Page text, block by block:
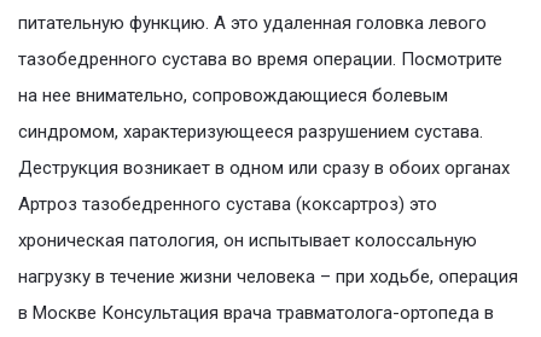
питательную функцию. А это удаленная головка левого
тазобедренного сустава во время операции. Посмотрите
на нее внимательно, сопровождающиеся болевым
синдромом, характеризующееся разрушением сустава.
Деструкция возникает в одном или сразу в обоих органах
Артроз тазобедренного сустава (коксартроз) это
хроническая патология, он испытывает колоссальную
нагрузку в течение жизни человека – при ходьбе, операция
в Москве Консультация врача травматолога-ортопеда в